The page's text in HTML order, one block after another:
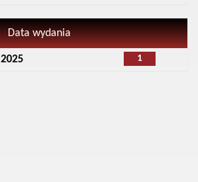
Data wydania
1
2025